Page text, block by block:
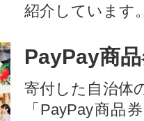
紹介しています
PayPay商
寄付した自治体
「PayPay商品